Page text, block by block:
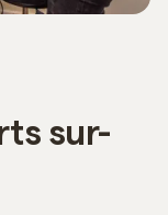
sur-